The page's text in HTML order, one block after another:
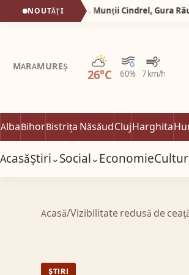
NOUTĂȚI
MARAMUREȘ
26°C 60% 7 km/h
Parțial noros
AlbaBihorBistrița NăsăudClujHarghita
AcasăȘtiri⌄Social⌄Economie
Acasă/Vizibilitate redusă de
ȘTIRI